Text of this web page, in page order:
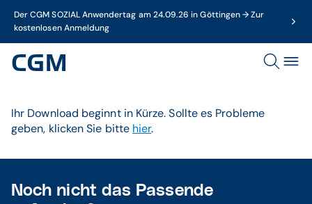
Der CGM SOZIAL Anwendertag am 24.09.26 in Göttingen → Zur
kostenlosen Anmeldung
Ihr Download beginnt in Kürze. Sollte es Probleme
geben, klicken Sie bitte hier.
Noch nicht das Passende